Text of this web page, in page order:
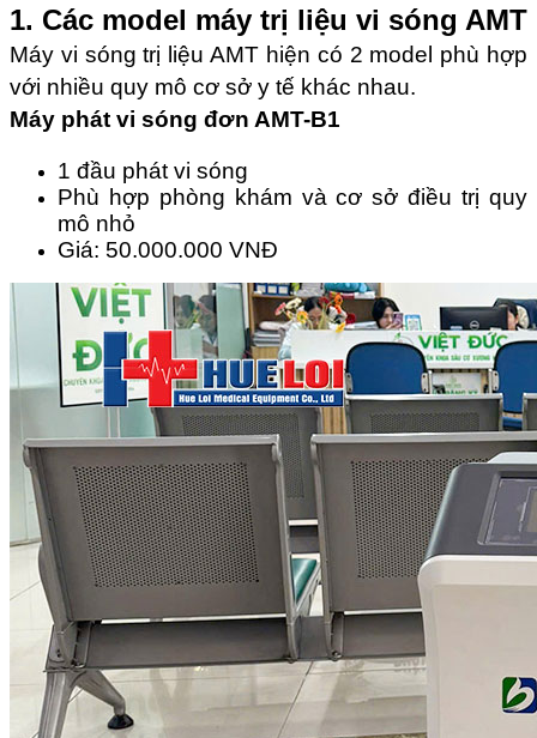
1. Các model máy trị liệu vi sóng AMT
Máy vi sóng trị liệu AMT hiện có 2 model phù hợp
với nhiều quy mô cơ sở y tế khác nhau.
Máy phát vi sóng đơn AMT-B1
1 đầu phát vi sóng
Phù hợp phòng khám và cơ sở điều trị quy
mô nhỏ
Giá: 50.000.000 VNĐ